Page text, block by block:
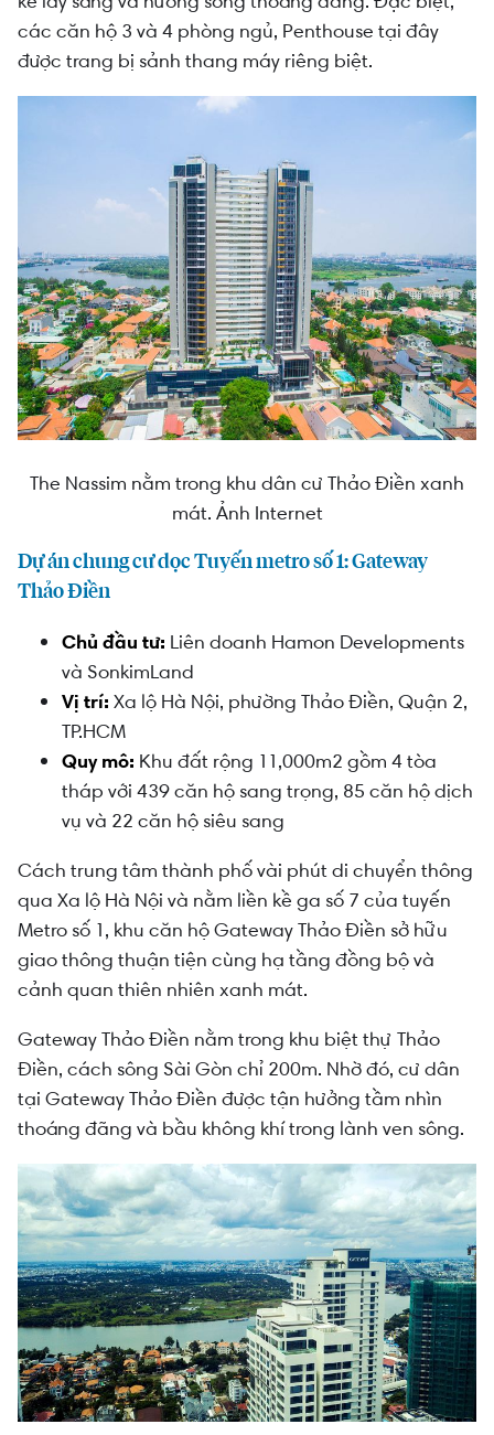
các căn hộ 3 và 4 phòng ngủ, Penthouse tại đây
được trang bị sảnh thang máy riêng biệt.
The Nassim nằm trong khu dân cư Thảo Điền xanh
mát. Ảnh Internet
Dự án chung cư dọc Tuyến metro số 1: Gateway
Thảo Điền
Chủ đầu tư: Liên doanh Hamon Developments
và SonkimLand
Vị trí: Xa lộ Hà Nội, phường Thảo Điền, Quận 2,
TP.HCM
Quy mô: Khu đất rộng 11,000m2 gồm 4 tòa
tháp với 439 căn hộ sang trọng, 85 căn hộ dịch
vụ và 22 căn hộ siêu sang
Cách trung tâm thành phố vài phút di chuyển thông
qua Xa lộ Hà Nội và nằm liền kề ga số 7 của tuyến
Metro số 1, khu căn hộ Gateway Thảo Điền sở hữu
giao thông thuận tiện cùng hạ tầng đồng bộ và
cảnh quan thiên nhiên xanh mát.
Gateway Thảo Điền nằm trong khu biệt thự Thảo
Điền, cách sông Sài Gòn chỉ 200m. Nhờ đó, cư dân
tại Gateway Thảo Điền được tận hưởng tầm nhìn
thoáng đãng và bầu không khí trong lành ven sông.